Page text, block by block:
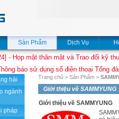
Sản Phẩm Dịch Vụ
- Họp mặt thân mật và Trao đổi kỹ
báo sử dụng số điện thoại Tổng
hải
ngành
pháp
Trang chủ > Sản Phẩm >
Giới thiệu về SAMMYUNG
Giới thiệu về SAMMYUNG